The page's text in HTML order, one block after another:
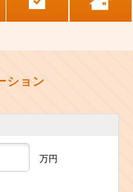
ション
万円